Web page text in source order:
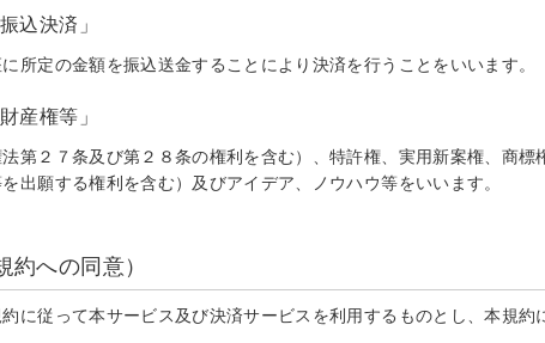
込決済」
所定の金額を振込送金することにより決済を行うことをいいます。
産権等」
第２７条及び第２８条の権利を含む）、特許権、実用新案権、商
出願する権利を含む）及びアイデア、ノウハウ等をいいます。
約への同意）
に従って本サービス及び決済サービスを利用するものとし、本規